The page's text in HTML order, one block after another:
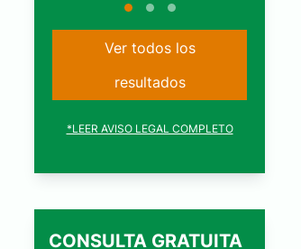
Ver todos los
resultados
*LEER AVISO LEGAL COMPLETO
CONSULTA GRATUITA